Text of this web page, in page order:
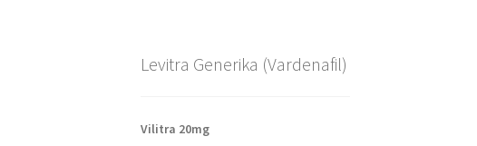
Levitra Generika (Vardenafil)
Vilitra 20mg